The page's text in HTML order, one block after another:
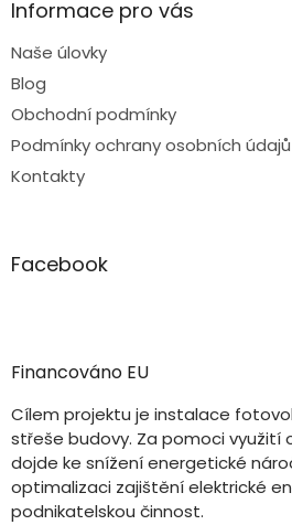
Informace pro vás
Naše úlovky
Blog
Obchodní podmínky
Podmínky ochrany osobních údajů
Kontakty
Facebook
Financováno EU
Cílem projektu je instalace
střeše budovy. Za pomoci využití
dojde ke snížení energetické
optimalizaci zajištění elektrické
podnikatelskou činnost.